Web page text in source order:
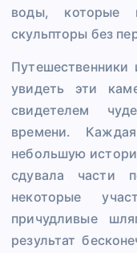
воды, которые
скульпторы без
Путешественники
увидеть эти
свидетелем
времени.
небольшую
сдувала части
некоторые
причудливые
результат